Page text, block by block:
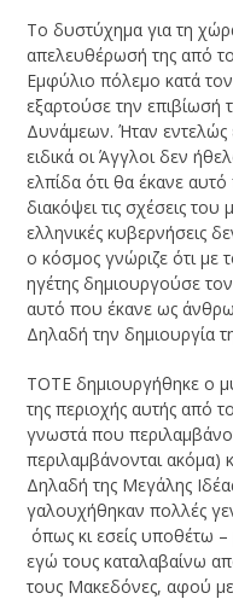
Το δυστύχημα για τη
απελευθέρωσή της από
Εμφύλιο πόλεμο κατά
εξαρτούσε την επιβίωσή
Δυνάμεων. Ήταν εντελώς
ειδικά οι Άγγλοι δεν
ελπίδα ότι θα έκανε
διακόψει τις σχέσεις
ελληνικές κυβερνήσεις
ο κόσμος γνώριζε ότι
ηγέτης δημιουργούσε
αυτό που έκανε ως
Δηλαδή την δημιουργία
ΤΟΤΕ δημιουργήθηκε ο
της περιοχής αυτής από
γνωστά που
περιλαμβάνονται ακόμα)
Δηλαδή της Μεγάλης
γαλουχήθηκαν πολλές
όπως κι εσείς υποθέτω –
εγώ τους καταλαβαίνω
τους Μακεδόνες, αφού